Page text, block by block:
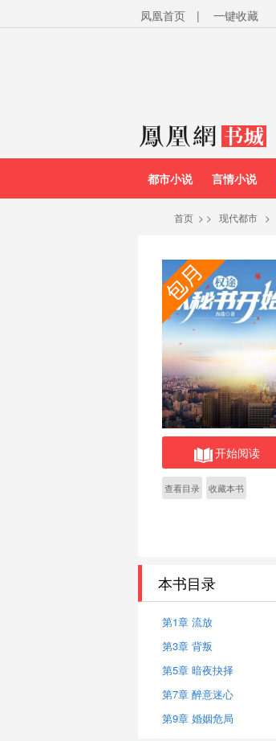
凤凰首页 | 一键收藏
都市小说 言情小说
首页 > > 现代都市 >
开始阅读
查看目录 收藏本书
本书目录
第1章 流放
第3章 背叛
第5章 暗夜抉择
第7章 醉意迷心
第9章 婚姻危局